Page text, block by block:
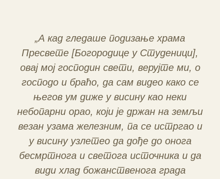
„А кад гледаше подизање храма
Пресвете [Богородице у Студеници],
овај мој господин свети, верујте ми, о
господо и браћо, да сам видео како се
његов ум диже у висину као неки
небопарни орао, који је држан на земљи
везан узама железним, па се истргао и
у висину узлетео да дође до онога
бесмртнога и светога источника и да
види хлад божанственога града